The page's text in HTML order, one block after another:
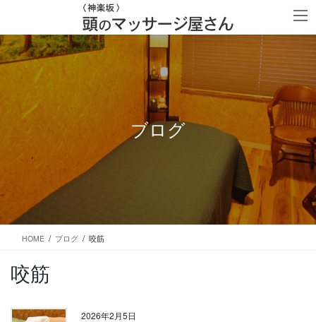
テ
ン
ツ
に
ゲ
ー
シ
ョ
ブログ
HOME ブログ 咬筋
咬筋
2026年2月5日